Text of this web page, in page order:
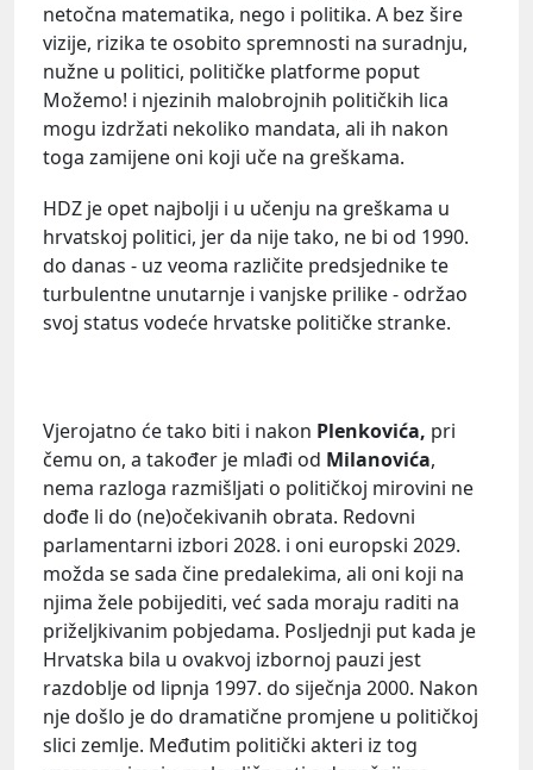
netočna matematika, nego i politika. A bez šire
vizije, rizika te osobito spremnosti na suradnju,
nužne u politici, političke platforme poput
Možemo! i njezinih malobrojnih političkih lica
mogu izdržati nekoliko mandata, ali ih nakon
toga zamijene oni koji uče na greškama.
HDZ je opet najbolji i u učenju na greškama u
hrvatskoj politici, jer da nije tako, ne bi od 1990.
do danas - uz veoma različite predsjednike te
turbulentne unutarnje i vanjske prilike - održao
svoj status vodeće hrvatske političke stranke.
Vjerojatno će tako biti i nakon Plenkovića, pri
čemu on, a također je mlađi od Milanovića,
nema razloga razmišljati o političkoj mirovini ne
dođe li do (ne)očekivanih obrata. Redovni
parlamentarni izbori 2028. i oni europski 2029.
možda se sada čine predalekima, ali oni koji na
njima žele pobijediti, već sada moraju raditi na
priželjkivanim pobjedama. Posljednji put kada je
Hrvatska bila u ovakvoj izbornoj pauzi jest
razdoblje od lipnja 1997. do siječnja 2000. Nakon
nje došlo je do dramatične promjene u političkoj
slici zemlje. Međutim politički akteri iz tog